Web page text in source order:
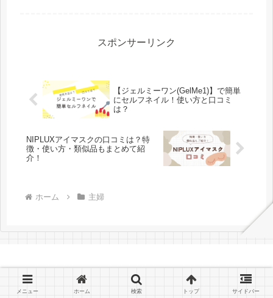
スポンサーリンク
【ジェルミーワン(GelMe1)】で簡単
にセルフネイル！使い方と口コミ
は？
NIPLUXアイマスクの口コミは？特
徴・使い方・類似品もまとめて紹
介！
ホーム 主婦
© 2026 chacomi blog All Rights Reserved.
メニュー ホーム 検索 トップ サイドバー